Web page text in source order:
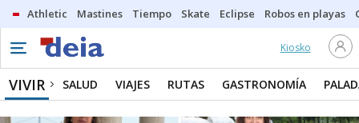
Athletic Mastines Tiempo Skate Eclipse Robos en playas
Kiosko
VIVIR SALUD VIAJES RUTAS GASTRONOMÍA